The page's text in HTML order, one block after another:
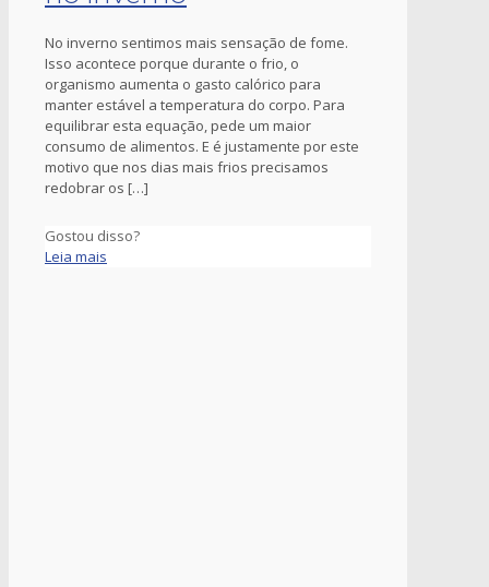
No inverno sentimos mais sensação de fome.
Isso acontece porque durante o frio, o
organismo aumenta o gasto calórico para
manter estável a temperatura do corpo. Para
equilibrar esta equação, pede um maior
consumo de alimentos. E é justamente por este
motivo que nos dias mais frios precisamos
redobrar os […]
Gostou disso?
Leia mais